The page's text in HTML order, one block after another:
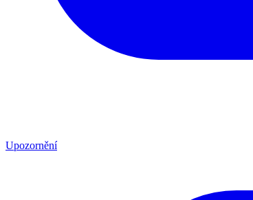
Upozornění